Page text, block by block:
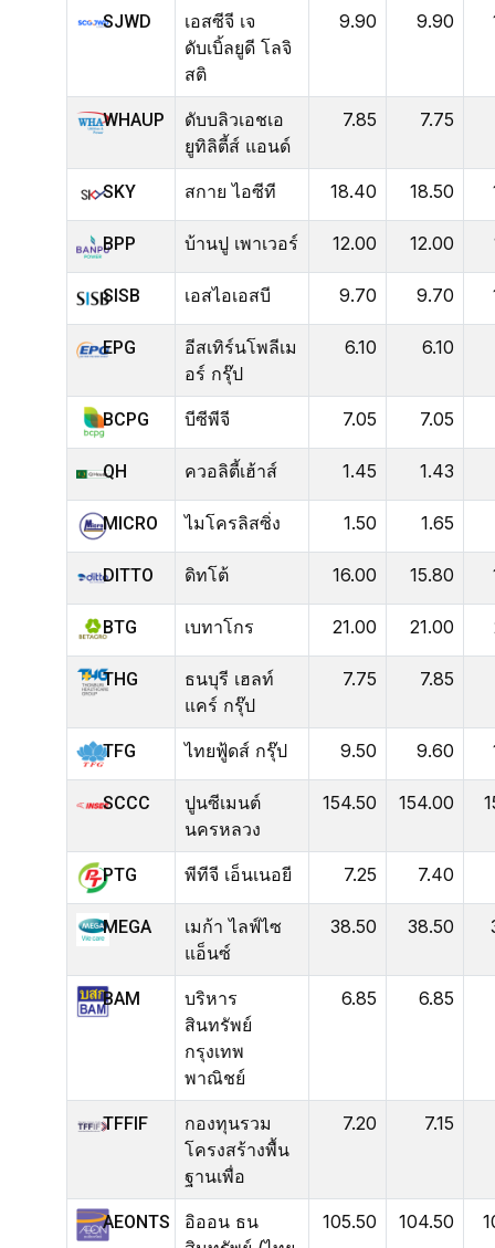
SJWD
เอสซีจี เจ
ดับเบิ้ลยูดี โลจิ
สติ
9.90 9.90
WHAUP
ดับบลิวเอชเอ
ยูทิลิตี้ส์ แอนด์
7.85 7.75
SKY สกาย ไอซีที 18.40 18.50
BPP บ้านปู เพาเวอร์ 12.00 12.00
SISB เอสไอเอสบี 9.70 9.70
EPG
อีสเทิร์นโพลีเม
อร์ กรุ๊ป
6.10 6.10
BCPG บีซีพีจี 7.05 7.05
QH ควอลิตี้เฮ้าส์ 1.45 1.43
MICRO ไมโครลิสซิ่ง 1.50 1.65
DITTO ดิทโต้ 16.00 15.80
BTG เบทาโกร 21.00 21.00
THG
ธนบุรี เฮลท์
แคร์ กรุ๊ป
7.75 7.85
TFG ไทยฟู้ดส์ กรุ๊ป 9.50 9.60
SCCC
ปูนซีเมนต์
นครหลวง
154.50 154.00
PTG พีทีจี เอ็นเนอยี 7.25 7.40
MEGA
เมก้า ไลฟ์ไซ
แอ็นซ์
38.50 38.50
BAM
บริหาร
สินทรัพย์
กรุงเทพ
พาณิชย์
6.85 6.85
TFFIF
กองทุนรวม
โครงสร้างพื้น
ฐานเพื่อ
7.20 7.15
AEONTS
อิออน ธน
105.50 104.50